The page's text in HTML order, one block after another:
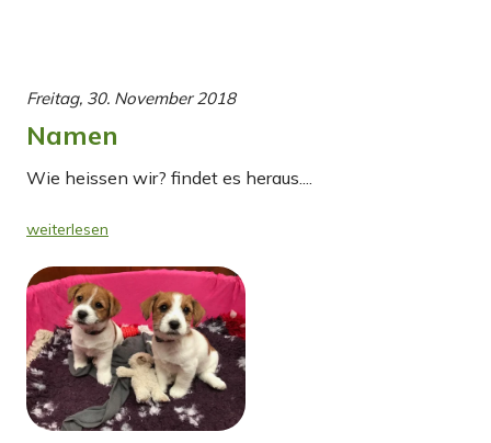
Freitag, 30. November 2018
Namen
Wie heissen wir? findet es heraus....
weiterlesen